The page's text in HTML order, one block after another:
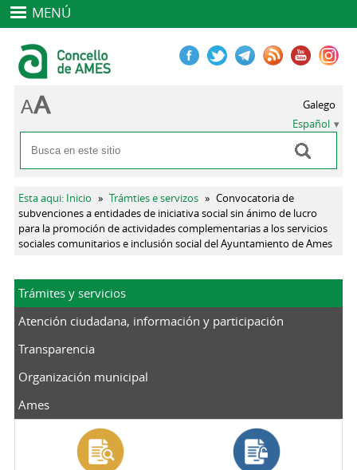
MENÚ
Formulario de búsqueda
Buscar
Galego
Español
Se encuentra usted aquí
Esta aqui: Inicio » Trámties e servizos » Convocatoria de
subvenciones a entidades de iniciativa social sin ánimo de lucro
para la promoción de actividades complementarias a los servicios
sociales comunitarios e inclusión social del Ayuntamiento de Ames
Trámites y servicios
Atención ciudadana, información y participación
Transparencia
Organización municipal
Ames